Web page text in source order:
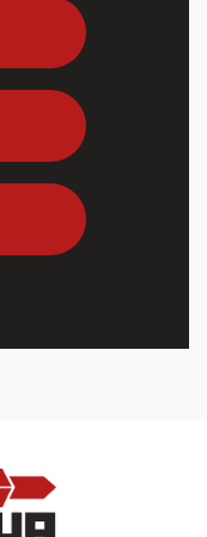
шаг из
любых
в 15
превысило 63
сообщил,
удары по
аккаунтами на